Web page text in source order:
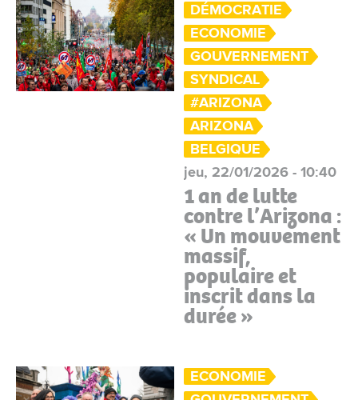
DÉMOCRATIE
ECONOMIE
GOUVERNEMENT
SYNDICAL
#ARIZONA
ARIZONA
BELGIQUE
jeu, 22/01/2026 - 10:40
1 an de lutte
contre l’Arizona :
« Un mouvement
massif,
populaire et
inscrit dans la
durée »
ECONOMIE